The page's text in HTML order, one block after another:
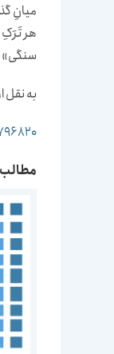
میانِ
هر تَرَکِ
سنگی»
به نقل